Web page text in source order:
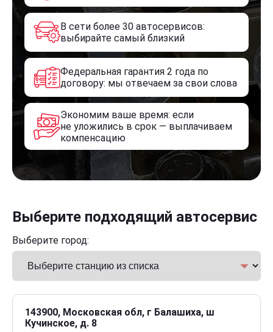
В сети более 30 автосервисов:
выбирайте самый близкий
Федеральная гарантия 2 года по
договору: мы отвечаем за свои слова
Экономим ваше время: если
не уложились в срок — выплачиваем
компенсацию
Выберите подходящий автосервис
Выберите город:
143900, Московская обл, г Балашиха, ш
Кучинское, д. 8